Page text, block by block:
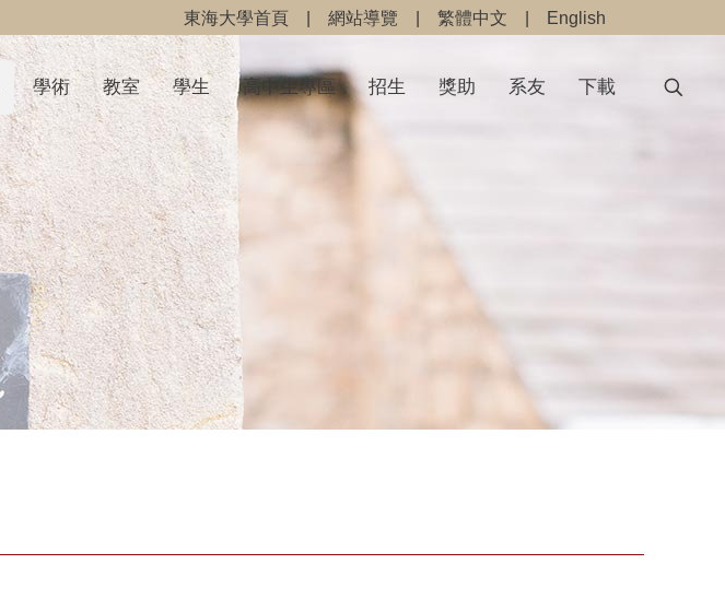
東海大學首頁 | 網站導覽 | 繁體中文 | English
學術 教室 學生 高中生專區 招生 獎助 系友 下載